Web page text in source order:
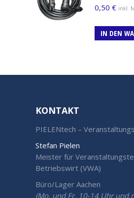
0,50 € inkl.
IN DEN
KONTAKT
PIELENtech –
Stefan Pielen
Meister für
Betriebswirt (VWA)
Büro/Lager Aachen
(Mo. und Fr. 10-14 Uhr und